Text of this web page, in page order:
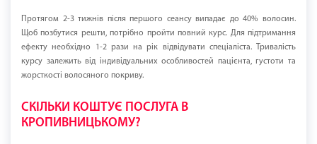
Протягом 2-3 тижнів після першого сеансу випадає до 40% волосин.
Щоб позбутися решти, потрібно пройти повний курс. Для підтримання
ефекту необхідно 1-2 рази на рік відвідувати спеціаліста. Тривалість
курсу залежить від індивідуальних особливостей пацієнта, густоти та
жорсткості волосяного покриву.
СКІЛЬКИ КОШТУЄ ПОСЛУГА В
КРОПИВНИЦЬКОМУ?